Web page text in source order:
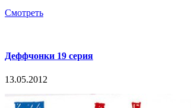
Смотреть
Деффчонки 19 серия
13.05.2012